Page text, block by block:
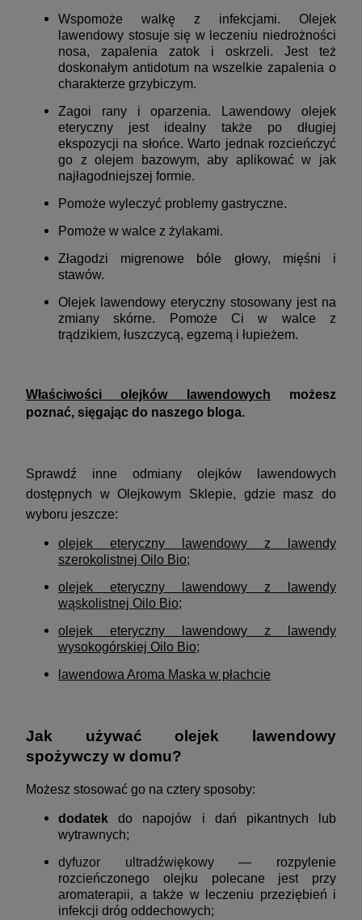
Wspomoże walkę z infekcjami. Olejek
lawendowy stosuje się w leczeniu niedrożności
nosa, zapalenia zatok i oskrzeli. Jest też
doskonałym antidotum na wszelkie zapalenia o
charakterze grzybiczym.
Zagoi rany i oparzenia. Lawendowy olejek
eteryczny jest idealny także po długiej
ekspozycji na słońce. Warto jednak rozcieńczyć
go zolejem bazowym, aby aplikować w jak
najłagodniejszej formie.
Pomoże wyleczyć problemy gastryczne.
Pomoże w walce z żylakami.
Złagodzi migrenowe bóle głowy, mięśni i
stawów.
Olejek lawendowy eteryczny stosowany jest na
zmiany skórne. Pomoże Ci w walce z
trądzikiem, łuszczycą, egzemą i łupieżem.
Właściwości olejków lawendowych możesz
poznać, sięgając do naszego bloga.
Sprawdź inne odmiany olejków lawendowych
dostępnych w Olejkowym Sklepie, gdzie masz do
wyboru jeszcze:
olejek eteryczny lawendowy z lawendy
szerokolistnej Oilo Bio;
olejek eteryczny lawendowy z lawendy
wąskolistnej Oilo Bio;
olejek eteryczny lawendowy z lawendy
wysokogórskiej Oilo Bio;
lawendowa Aroma Maska w płachcie
Jak używać olejek lawendowy
spożywczy w domu?
Możesz stosować go na cztery sposoby:
dodatekdo napojów i dań pikantnych lub
wytrawnych;
dyfuzor ultradźwiękowy— rozpylenie
rozcieńczonego olejku polecane jest przy
aromaterapii, a także w leczeniu przeziębień i
infekcji dróg oddechowych;